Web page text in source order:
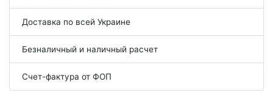
Доставка по всей Украине
Безналичный и наличный расчет
Счет-фактура от ФОП